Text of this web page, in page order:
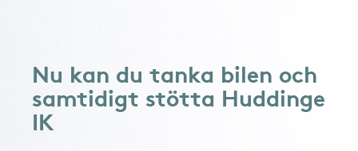
Nu kan du tanka bilen och
samtidigt stötta Huddinge
IK